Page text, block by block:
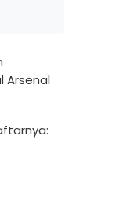
Arsenal